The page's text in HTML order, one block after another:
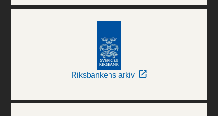
Riksbankens arkiv